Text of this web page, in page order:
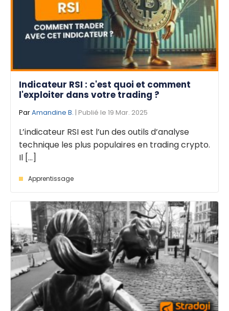
Indicateur RSI : c'est quoi et comment
l'exploiter dans votre trading ?
ParAmandine B. | Publié le 19 Mar. 2025
L’indicateur RSI est l’un des outils d’analyse
technique les plus populaires en trading crypto.
Il [...]
Apprentissage